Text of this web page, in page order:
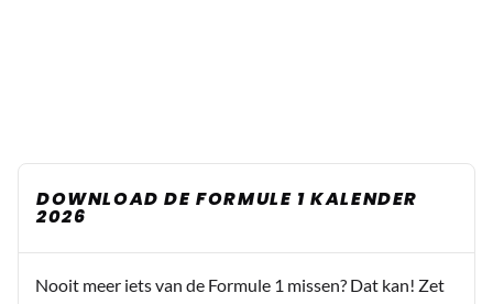
DOWNLOAD DE FORMULE 1 KALENDER
2026
Nooit meer iets van de Formule 1 missen? Dat kan! Zet